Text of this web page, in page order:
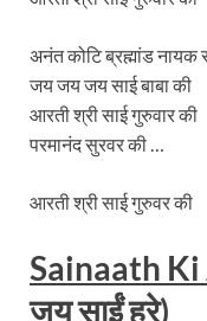
अनंत कोटि ब्रह्मांड नायक
जय जय जय साई बाबा की
आरती श्री साई गुरुवार की
परमानंद सुरवर की …
आरती श्री साई गुरुवर की
Sainaath
जय साईं हरे)